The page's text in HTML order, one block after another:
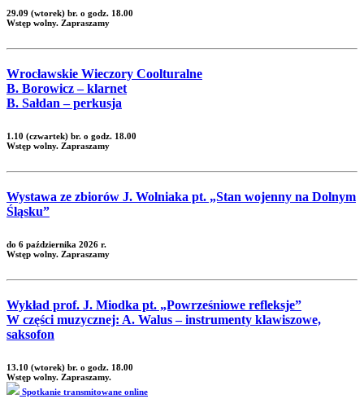
29.09 (wtorek) br. o godz. 18.00
Wstęp wolny. Zapraszamy
Wrocławskie Wieczory Coolturalne
B. Borowicz – klarnet
B. Sałdan – perkusja
1.10 (czwartek) br. o godz. 18.00
Wstęp wolny. Zapraszamy
Wystawa ze zbiorów J. Wolniaka pt. „Stan wojenny na Dolnym
Śląsku”
do 6 października 2026 r.
Wstęp wolny. Zapraszamy
Wykład prof. J. Miodka pt. „Powrześniowe refleksje”
W części muzycznej: A. Walus – instrumenty klawiszowe,
saksofon
13.10 (wtorek) br. o godz. 18.00
Wstęp wolny. Zapraszamy.
Spotkanie transmitowane online